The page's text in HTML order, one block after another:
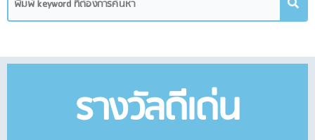
รางวัลดีเด่น